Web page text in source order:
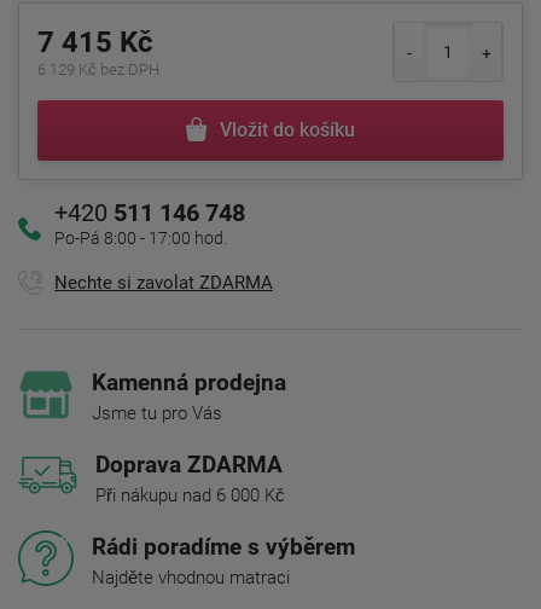
7 415 Kč
6 129 Kč bez DPH
Vložit do košíku
+420 511 146 748
Po-Pá 8:00 - 17:00 hod.
Nechte si zavolat ZDARMA
Kamenná prodejna
Jsme tu pro Vás
Doprava ZDARMA
Při nákupu nad 6 000 Kč
Rádi poradíme s výběrem
Najděte vhodnou matraci